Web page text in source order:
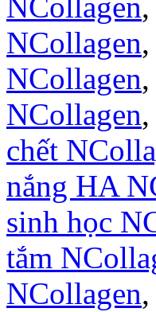
NCollagen,
NCollagen,
NCollagen,
NCollagen,
chết
nắng HA
sinh học
tắm
NCollagen,